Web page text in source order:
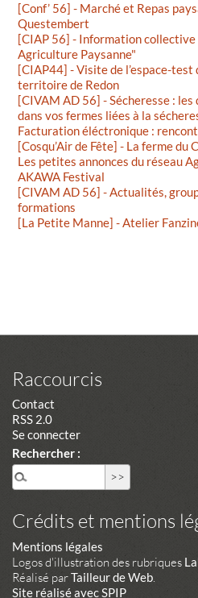
[Conf’ 56] - Marché et Repas
Questembert
[CIAP 56] - Information
Agriculture Paysanne"
[CIAP44] - Visite de l’espace-test
territoire de Redon
[CIVAM AD 56] - Sécheresse :
dans vos fermes liées à la
Facturation éléctronique :
[Cosqu’Air de Fête] - La ferme du
Les petites annonces du réseau
AKAWA Festival
[CIVAM AD 56] - Actualités,
formations
[La Petite Manne] - Atelier
Raccourcis
Contact
RSS 2.0
Se connecter
Rechercher :
Crédits et mentions
Mentions légales
Logos d'illustration des rubriques
Réalisé parTailleur de Web
Site réalisé avec SPIP